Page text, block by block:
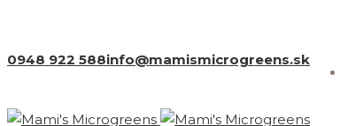
0948 922 588info@mamismicrogreens.sk